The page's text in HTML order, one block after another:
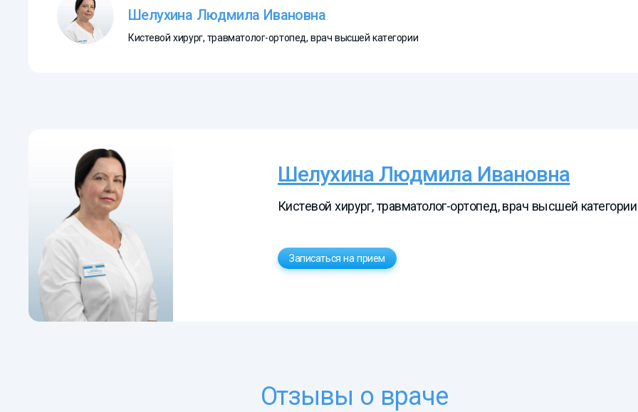
Шелухина Людмила Ивановна
Кистевой хирург, травматолог-ортопед, врач высшей категории
Шелухина Людмила Ивановна
Кистевой хирург, травматолог-ортопед, врач высшей категории
Записаться на прием
Отзывы о враче